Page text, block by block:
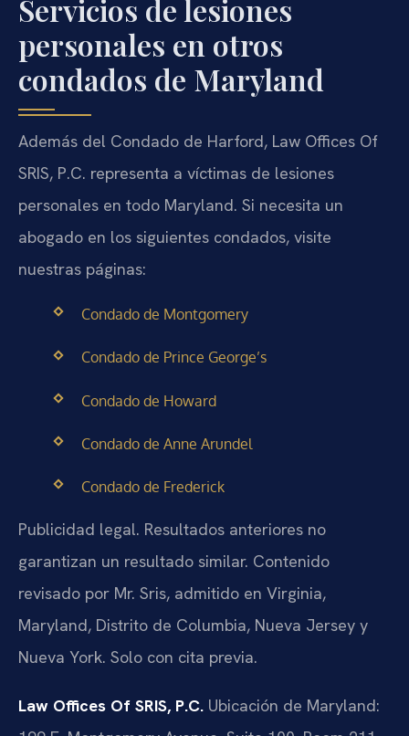
Servicios de lesiones
personales en otros
condados de Maryland
Además del Condado de Harford, Law Offices Of
SRIS, P.C. representa a víctimas de lesiones
personales en todo Maryland. Si necesita un
abogado en los siguientes condados, visite
nuestras páginas:
Condado de Montgomery
Condado de Prince George’s
Condado de Howard
Condado de Anne Arundel
Condado de Frederick
Publicidad legal. Resultados anteriores no
garantizan un resultado similar. Contenido
revisado por Mr. Sris, admitido en Virginia,
Maryland, Distrito de Columbia, Nueva Jersey y
Nueva York. Solo con cita previa.
Law Offices Of SRIS, P.C. Ubicación de Maryland: